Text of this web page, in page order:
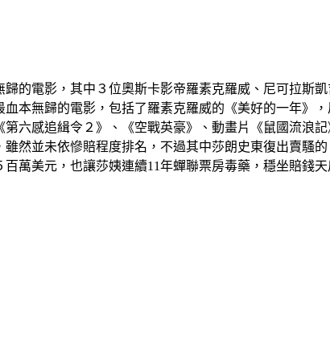
的電影，其中３位奧斯卡影帝羅素克羅威、尼可拉斯
本無歸的電影，包括了羅素克羅威的《美好的一年》
六感追緝令２》、《空戰英豪》、動畫片《鼠國流浪
然並未依慘賠程度排名，不過其中莎朗史東復出賣騷
萬美元，也讓莎姨連續11年蟬聯票房毒藥，穩坐賠錢天